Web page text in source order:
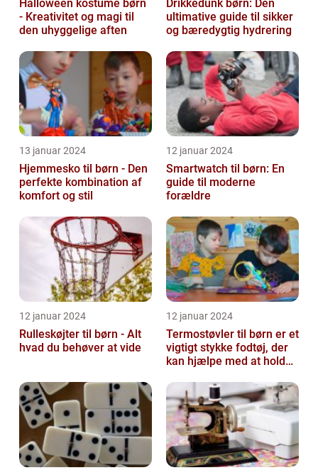
Halloween kostume børn
- Kreativitet og magi til
den uhyggelige aften
Drikkedunk børn: Den
ultimative guide til sikker
og bæredygtig hydrering
13 januar 2024
Hjemmesko til børn - Den
perfekte kombination af
komfort og stil
12 januar 2024
Smartwatch til børn: En
guide til moderne
forældre
12 januar 2024
Rulleskøjter til børn - Alt
hvad du behøver at vide
12 januar 2024
Termostøvler til børn er et
vigtigt stykke fodtøj, der
kan hjælpe med at holde